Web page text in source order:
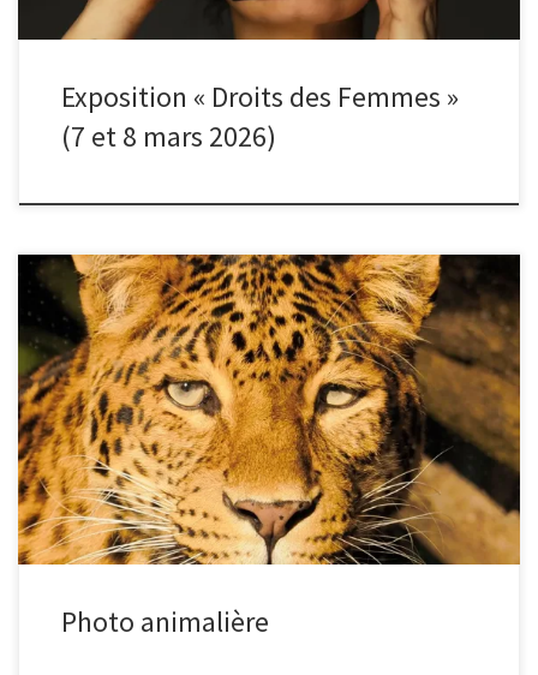
Exposition « Droits des Femmes »
(7 et 8 mars 2026)
Le thème du mois de janvier 2026 était la photo animalière. Voici
quelques photos proposées par les membres
Photo animalière